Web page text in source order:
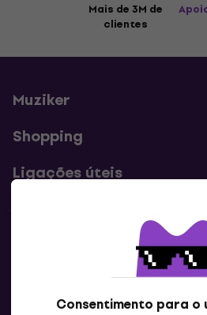
Consentimento para o
Mais de 3M de
clientes
Muziker
Shopping
Ligações úteis
Contacta-